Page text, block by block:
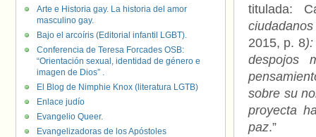
titulada:
ciudadanos
2015, p. 8):
despojos
sobre su
proyecta
paz.”
Arte e Historia gay. La historia del amor
masculino gay.
Bajo el arcoíris (Editorial infantil LGBT).
Conferencia de Teresa Forcades OSB:
“Orientación sexual, identidad de género e
imagen de Dios” .
El Blog de Nimphie Knox (literatura LGTB)
Enlace judío
Evangelio Queer.
Evangelizadoras de los Apóstoles